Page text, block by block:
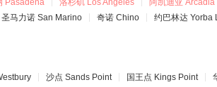
Pasadena 洛杉矶 Los Angeles 阿凯迪亚 Arcadia
圣马力诺 San Marino 奇诺 Chino 约巴林达 Yorba
沙点 Sands Point 国王点 Kings Point